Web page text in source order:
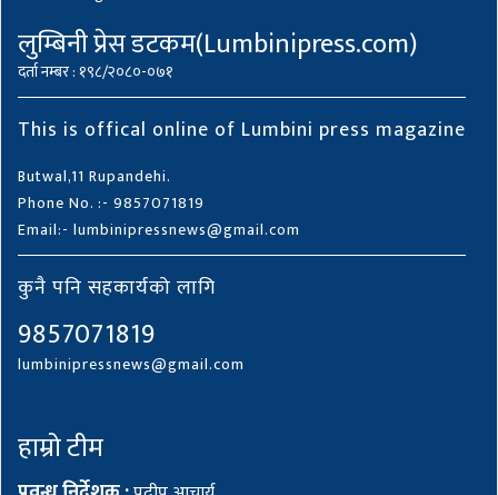
लुम्बिनी प्रेस डटकम(Lumbinipress.com)
दर्ता नम्बर : १९८/२०८०-०७१
This is offical online of Lumbini press magazine
Butwal,11 Rupandehi.
Phone No. :- 9857071819
Email:- lumbinipressnews@gmail.com
कुनै पनि सहकार्यको लागि
9857071819
lumbinipressnews@gmail.com
हाम्रो टीम